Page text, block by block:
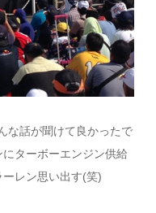
な話が聞けて良かったで
ターボーエンジン供給
レン思い出す(笑)